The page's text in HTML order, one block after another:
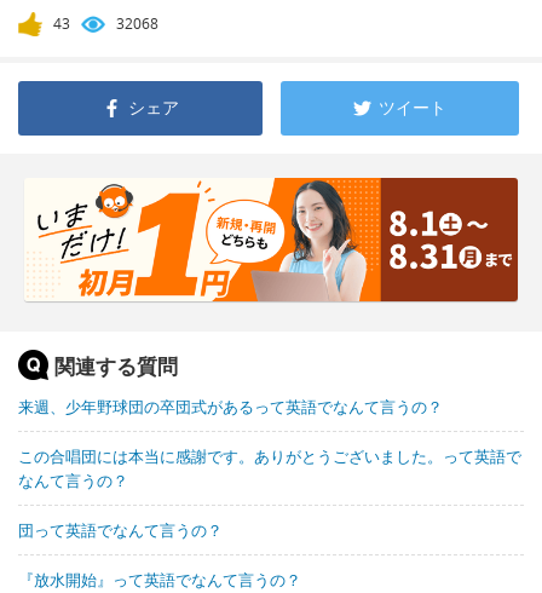
43 32068
シェア ツイート
関連する質問
来週、少年野球団の卒団式があるって英語でなんて言うの？
この合唱団には本当に感謝です。ありがとうございました。って英語で
なんて言うの？
団って英語でなんて言うの？
『放水開始』って英語でなんて言うの？